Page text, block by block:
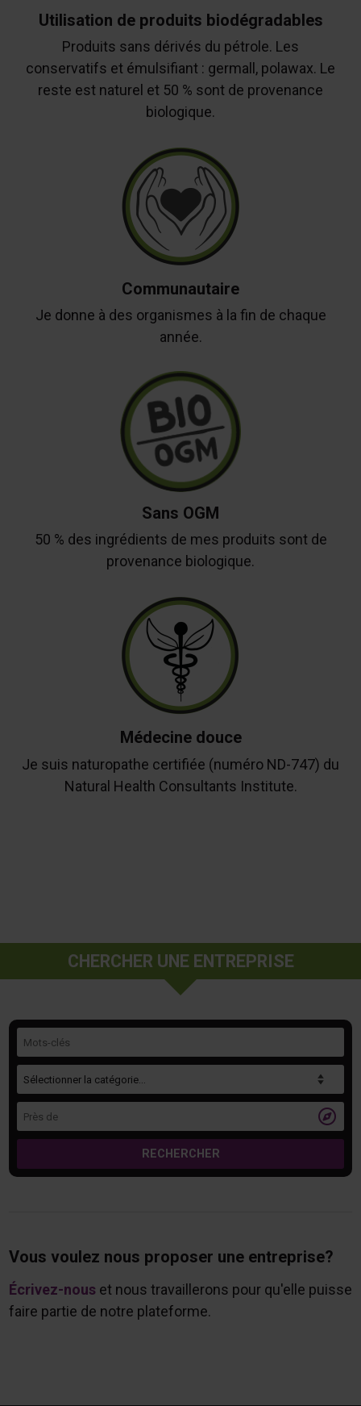
Utilisation de produits biodégradables
Produits sans dérivés du pétrole. Les
conservatifs et émulsifiant : germall, polawax. Le
reste est naturel et 50 % sont de provenance
biologique.
Communautaire
Je donne à des organismes à la fin de chaque
année.
Sans OGM
50 % des ingrédients de mes produits sont de
provenance biologique.
Médecine douce
Je suis naturopathe certifiée (numéro ND-747) du
Natural Health Consultants Institute.
CHERCHER UNE ENTREPRISE

RECHERCHER
Vous voulez nous proposer une entreprise?
Écrivez-nouset nous travaillerons pour qu'elle puisse
faire partie de notre plateforme.